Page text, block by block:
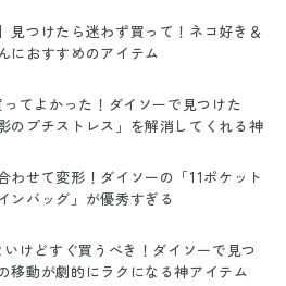
見つけたら迷わず買って！ネコ好き＆
におすすめのアイテム
ってよかった！ダイソーで見つけた
のプチストレス」を解消してくれる神
わせて変形！ダイソーの「11ポケット
ンバッグ」が優秀すぎる
けどすぐ買うべき！ダイソーで見つ
移動が劇的にラクになる神アイテム